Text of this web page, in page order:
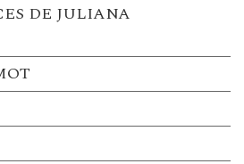
DE JULIANA